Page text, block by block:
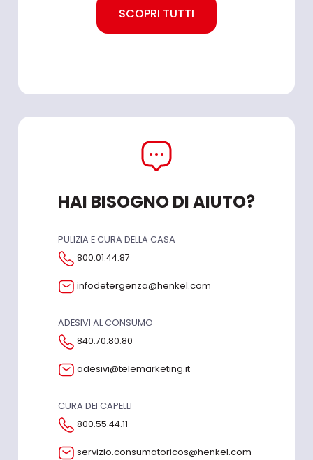
SCOPRI TUTTI
HAI BISOGNO DI AIUTO?
PULIZIA E CURA DELLA CASA
800.01.44.87
infodetergenza@henkel.com
ADESIVI AL CONSUMO
840.70.80.80
adesivi@telemarketing.it
CURA DEI CAPELLI
800.55.44.11
servizio.consumatoricos@henkel.com